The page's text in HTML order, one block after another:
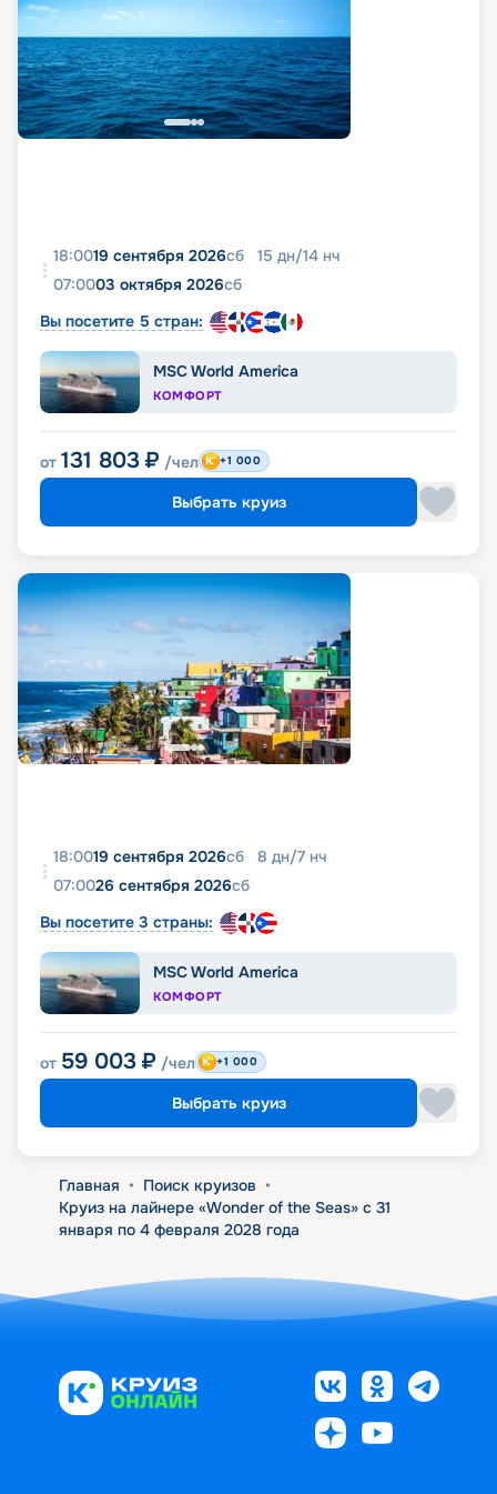
18:0019 сентября 2026сб 15 дн/14 нч
07:0003 октября 2026сб
Вы посетите 5 стран:
MSC World America
КОМФОРТ
от 131 803 ₽ /чел +1 000
Выбрать круиз
18:0019 сентября 2026сб 8 дн/7 нч
07:0026 сентября 2026сб
Вы посетите 3 страны:
MSC World America
КОМФОРТ
от 59 003 ₽ /чел +1 000
Выбрать круиз
Главная • Поиск круизов •
Круиз на лайнере «Wonder of the Seas» с 31
января по 4 февраля 2028 года